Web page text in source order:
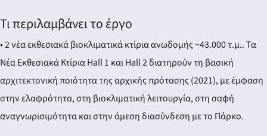
Τι περιλαμβάνει το έργο
• 2 νέα εκθεσιακά βιοκλιματικά κτίρια ανωδομής ~43.000 τ.μ.. Τα
Νέα Εκθεσιακά Κτίρια Hall 1 και Hall 2 διατηρούν τη βασική
αρχιτεκτονική ποιότητα της αρχικής πρότασης (2021), με έμφαση
στην ελαφρότητα, στη βιοκλιματική λειτουργία, στη σαφή
αναγνωρισιμότητα και στην άμεση διασύνδεση με το Πάρκο.